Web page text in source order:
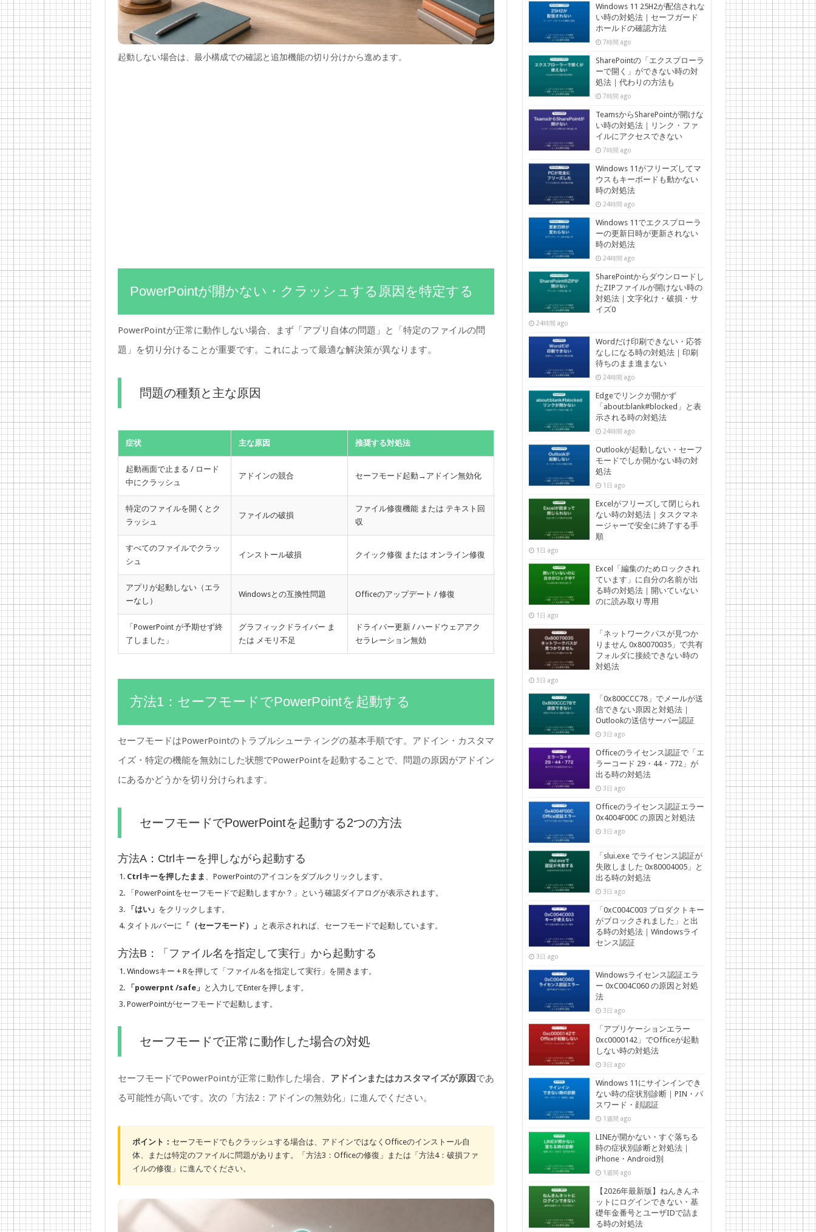
起動しない場合は、最小構成での確認と追加機能の切り分けから進めます。
PowerPointが開かない・クラッシュする原因を特定する
PowerPointが正常に動作しない場合、まず「アプリ自体の問題」と「特定のファイルの問
題」を切り分けることが重要です。これによって最適な解決策が異なります。
問題の種類と主な原因
症状 主な原因 推奨する対処法
起動画面で止まる / ロード
中にクラッシュ
アドインの競合 セーフモード起動→アドイン無効化
特定のファイルを開くとク
ラッシュ
ファイルの破損
ファイル修復機能 または テキスト回
収
すべてのファイルでクラッ
シュ
インストール破損 クイック修復 または オンライン修復
アプリが起動しない（エラ
ーなし）
Windowsとの互換性問題 Officeのアップデート / 修復
「PowerPoint が予期せず終
了しました」
グラフィックドライバー ま
たは メモリ不足
ドライバー更新 / ハードウェアアク
セラレーション無効
方法1：セーフモードでPowerPointを起動する
セーフモードはPowerPointのトラブルシューティングの基本手順です。アドイン・カスタマ
イズ・特定の機能を無効にした状態でPowerPointを起動することで、問題の原因がアドイン
にあるかどうかを切り分けられます。
セーフモードでPowerPointを起動する2つの方法
方法A：Ctrlキーを押しながら起動する
Ctrlキーを押したまま 、PowerPointのアイコンをダブルクリックします。
「PowerPointをセーフモードで起動しますか？」という確認ダイアログが表示されます。
「はい」 をクリックします。
タイトルバーに 「（セーフモード）」 と表示されれば、セーフモードで起動しています。
方法B：「ファイル名を指定して実行」から起動する
Windowsキー + Rを押して「ファイル名を指定して実行」を開きます。
「powerpnt /safe」 と入力してEnterを押します。
PowerPointがセーフモードで起動します。
セーフモードで正常に動作した場合の対処
セーフモードでPowerPointが正常に動作した場合、 アドインまたはカスタマイズが原因であ
る可能性が高いです。次の「方法2：アドインの無効化」に進んでください。
ポイント： セーフモードでもクラッシュする場合は、アドインではなくOfficeのインストール自
体、または特定のファイルに問題があります。「方法3：Officeの修復」または「方法4：破損ファ
イルの修復」に進んでください。
Windows 11 25H2が配信されな
い時の対処法｜セーフガード
ホールドの確認方法
7時間 ago
SharePointの「エクスプローラ
ーで開く」ができない時の対
処法｜代わりの方法も
7時間 ago
TeamsからSharePointが開けな
い時の対処法｜リンク・ファ
イルにアクセスできない
7時間 ago
Windows 11がフリーズしてマ
ウスもキーボードも動かない
時の対処法
24時間 ago
Windows 11でエクスプローラ
ーの更新日時が更新されない
時の対処法
24時間 ago
SharePointからダウンロードし
たZIPファイルが開けない時の
対処法｜文字化け・破損・サ
イズ0
24時間 ago
Wordだけ印刷できない・応答
なしになる時の対処法｜印刷
待ちのまま進まない
24時間 ago
Edgeでリンクが開かず
「about:blank#blocked」と表
示される時の対処法
24時間 ago
Outlookが起動しない・セーフ
モードでしか開かない時の対
処法
1日 ago
Excelがフリーズして閉じられ
ない時の対処法｜タスクマネ
ージャーで安全に終了する手
順
1日 ago
Excel「編集のためロックされ
ています」に自分の名前が出
る時の対処法｜開いていない
のに読み取り専用
1日 ago
「ネットワークパスが見つか
りません 0x80070035」で共有
フォルダに接続できない時の
対処法
3日 ago
「0x800CCC78」でメールが送
信できない原因と対処法｜
Outlookの送信サーバー認証
3日 ago
Officeのライセンス認証で「エ
ラーコード 29・44・772」が
出る時の対処法
3日 ago
Officeのライセンス認証エラー
0x4004F00C の原因と対処法
3日 ago
「slui.exe でライセンス認証が
失敗しました 0x80004005」と
出る時の対処法
3日 ago
「0xC004C003 プロダクトキー
がブロックされました」と出
る時の対処法｜Windowsライ
センス認証
3日 ago
Windowsライセンス認証エラ
ー 0xC004C060 の原因と対処
法
3日 ago
「アプリケーションエラー
0xc0000142」でOfficeが起動
しない時の対処法
3日 ago
Windows 11にサインインでき
ない時の症状別診断｜PIN・パ
スワード・顔認証
1週間 ago
LINEが開かない・すぐ落ちる
時の症状別診断と対処法｜
iPhone・Android別
1週間 ago
【2026年最新版】ねんきんネ
ットにログインできない・基
礎年金番号とユーザIDで詰ま
る時の対処法